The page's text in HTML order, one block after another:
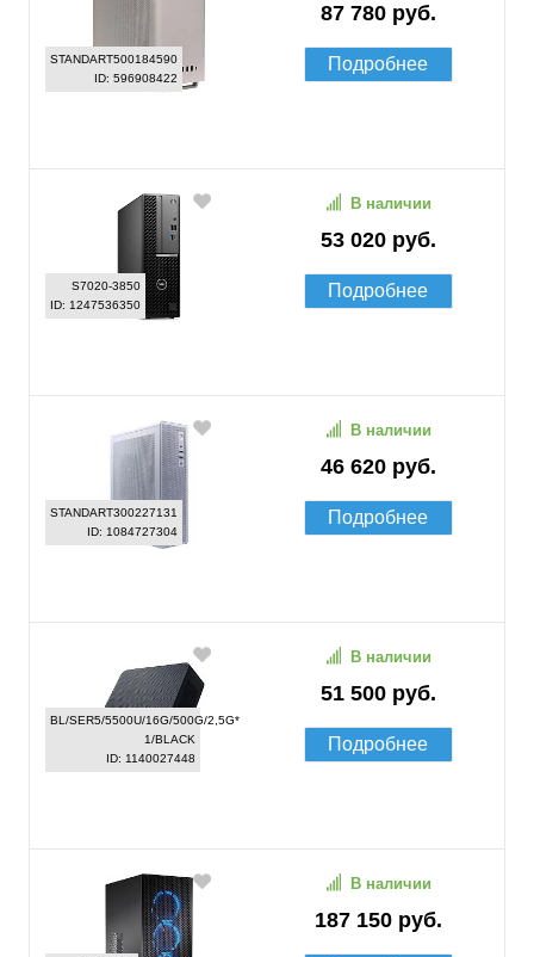
STANDART500184590
ID: 596908422
87 780 руб.
Подробнее
S7020-3850
ID: 1247536350
53 020 руб.
В наличии
Подробнее
STANDART300227131
ID: 1084727304
46 620 руб.
В наличии
Подробнее
BL/SER5/5500U/16G/500G/2,5G*
1/BLACK
ID: 1140027448
51 500 руб.
В наличии
Подробнее
187 150 руб.
В наличии